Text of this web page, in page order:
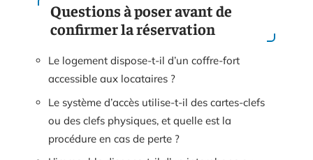
Questions à poser avant de
confirmer la réservation
Le logement dispose-t-il d’un coffre-fort
accessible aux locataires ?
Le système d’accès utilise-t-il des cartes-clefs
ou des clefs physiques, et quelle est la
procédure en cas de perte ?